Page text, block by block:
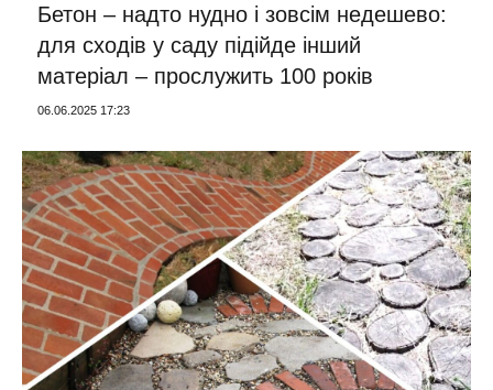
Бетон – надто нудно і зовсім недешево:
для сходів у саду підійде інший
матеріал – прослужить 100 років
06.06.2025 17:23